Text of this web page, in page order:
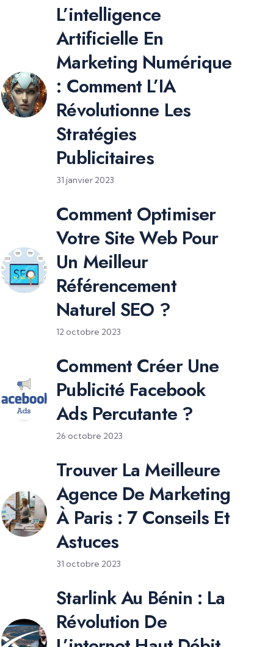
L’intelligence
Artificielle En
Marketing Numérique
: Comment L’IA
Révolutionne Les
Stratégies
Publicitaires
31 janvier 2023
Comment Optimiser
Votre Site Web Pour
Un Meilleur
Référencement
Naturel SEO ?
12 octobre 2023
Comment Créer Une
Publicité Facebook
Ads Percutante ?
26 octobre 2023
Trouver La Meilleure
Agence De Marketing
À Paris : 7 Conseils Et
Astuces
31 octobre 2023
Starlink Au Bénin : La
Révolution De